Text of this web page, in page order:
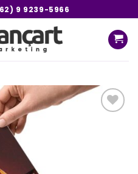
9 9239-5966